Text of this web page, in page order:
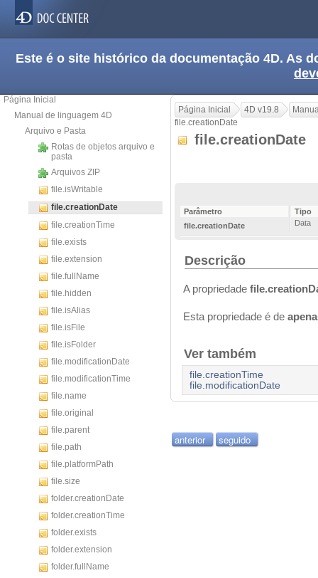
Este é o site histórico da documentação 4D. As
Página Inicial
Manual de linguagem 4D
Arquivo e Pasta
Rotas de objetos arquivo e
pasta
Arquivos ZIP
file.isWritable
file.creationDate
file.creationTime
file.exists
file.extension
file.fullName
file.hidden
file.isAlias
file.isFile
file.isFolder
file.modificationDate
file.modificationTime
file.name
file.original
file.parent
file.path
file.platformPath
file.size
folder.creationDate
folder.creationTime
folder.exists
folder.extension
folder.fullName
Página Inicial 4D v19.8
file.creationDate
file.creationDate
Parâmetro
Tipo
file.creationDate
Data
Descrição
A propriedade
Esta propriedade é de
Ver também
file.creationTime
file.modificationDate
anterior seguido